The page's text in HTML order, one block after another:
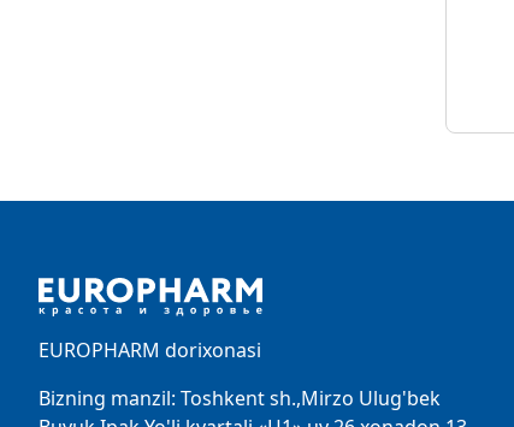
EUROPHARM dorixonasi
Bizning manzil: Toshkent sh.,Mirzo Ulug'bek